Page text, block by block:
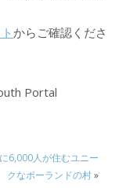
からご確認くださ
Portal
6,000人が住むユニー
クなポーランドの村»